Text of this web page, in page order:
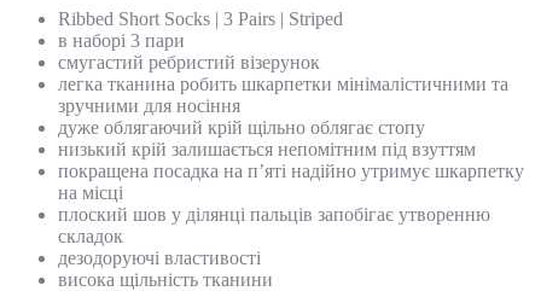
Ribbed Short Socks | 3 Pairs | Striped
в наборі 3 пари
смугастий ребристий візерунок
легка тканина робить шкарпетки мінімалістичними та
зручними для носіння
дуже облягаючий крій щільно облягає стопу
низький крій залишається непомітним під взуттям
покращена посадка на п’яті надійно утримує шкарпетку
на місці
плоский шов у ділянці пальців запобігає утворенню
складок
дезодоруючі властивості
висока щільність тканини